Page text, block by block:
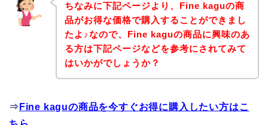
ちなみに下記ページより、Fine kaguの商
品がお得な価格で購入することができまし
たよ♪なので、Fine kaguの商品に興味のあ
る方は下記ページなどを参考にされてみて
はいかがでしょうか？
⇒ Fine kaguの商品を今すぐお得に購入したい方はこ